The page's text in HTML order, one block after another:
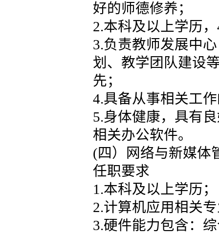
好的师德修养；
2.本科及以上学历
3.负责教师发展中
划、教学团队建设
先；
4.具备从事相关工
5.身体健康，具有
相关办公软件。
(四）网络与新媒体
任职要求
1.本科及以上学历；
2.计算机应用相关
3.硬件能力包含：